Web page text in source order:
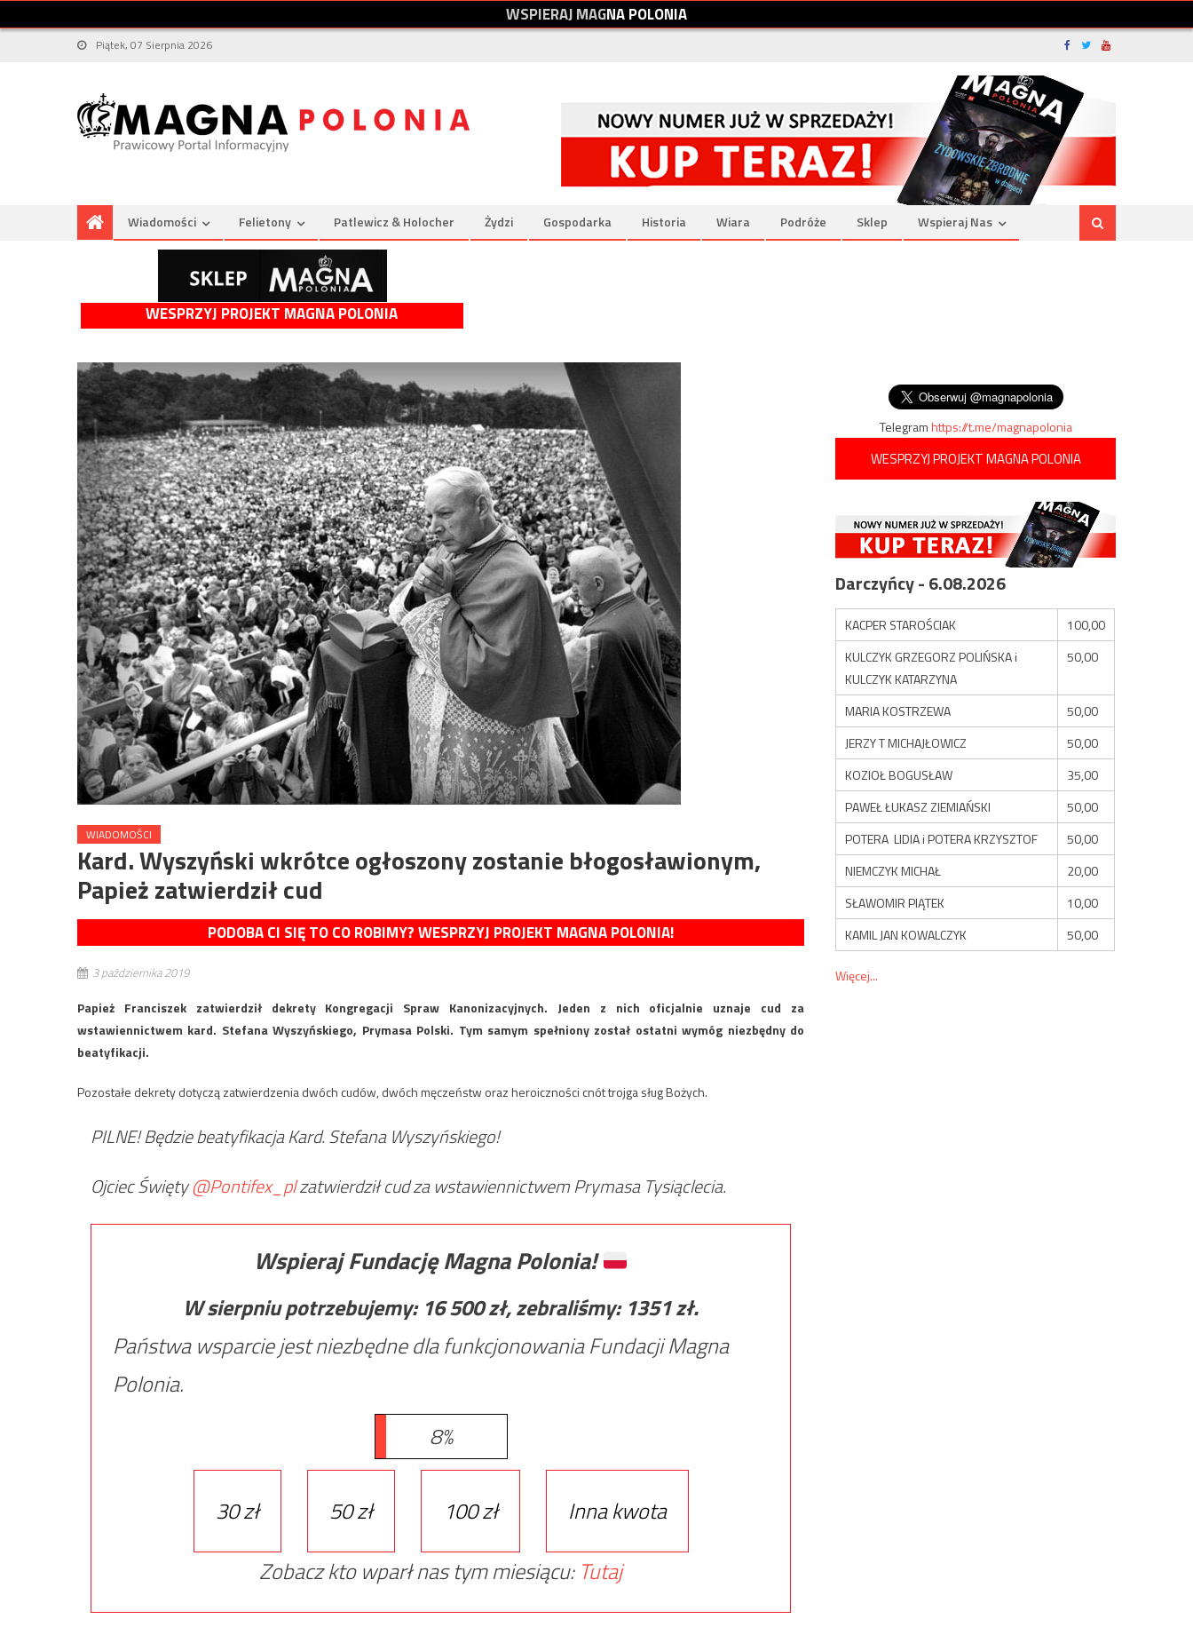
WSPIERAJMAGNAPOLONIA
Piątek, 07 Sierpnia 2026
Wiadomości Felietony Patlewicz & Holocher Żydzi Gospodarka Historia Wiara Podróże Sklep Wspieraj Nas
WESPRZYJ PROJEKT MAGNA POLONIA
WIADOMOŚCI
Kard. Wyszyński wkrótce ogłoszony zostanie błogosławionym,
Papież zatwierdził cud
PODOBA CI SIĘ TO CO ROBIMY? WESPRZYJ PROJEKT MAGNA POLONIA!
3 października 2019
Papież Franciszek zatwierdził dekrety Kongregacji Spraw Kanonizacyjnych. Jeden z nich oficjalnie uznaje cud za
wstawiennictwem kard. Stefana Wyszyńskiego, Prymasa Polski. Tym samym spełniony został ostatni wymóg niezbędny do
beatyfikacji.
Pozostałe dekrety dotyczą zatwierdzenia dwóch cudów, dwóch męczeństw oraz heroiczności cnót trojga sług Bożych.
PILNE! Będzie beatyfikacja Kard. Stefana Wyszyńskiego!
Ojciec Święty@Pontifex_plzatwierdził cud za wstawiennictwem Prymasa Tysiąclecia.
Wspieraj Fundację Magna Polonia!
W sierpniu potrzebujemy: 16 500zł, zebraliśmy: 1351zł.
Państwa wsparcie jest niezbędne dla funkcjonowania Fundacji Magna
Polonia.
8%
30 zł 50 zł 100 zł
Inna kwota
Zobacz kto wparł nas tym miesiącu: Tutaj
Telegramhttps://t.me/magnapolonia
WESPRZYJ PROJEKT MAGNA POLONIA
Darczyńcy - 6.08.2026
KACPER STAROŚCIAK
100,00
KULCZYK GRZEGORZ POLIŃSKA i
KULCZYK KATARZYNA
50,00
MARIA KOSTRZEWA
50,00
JERZY T MICHAJŁOWICZ
50,00
KOZIOŁ BOGUSŁAW
35,00
PAWEŁ ŁUKASZ ZIEMIAŃSKI
50,00
POTERA LIDIA i POTERA KRZYSZTOF
50,00
NIEMCZYK MICHAŁ
20,00
SŁAWOMIR PIĄTEK
10,00
KAMIL JAN KOWALCZYK
50,00
Więcej...